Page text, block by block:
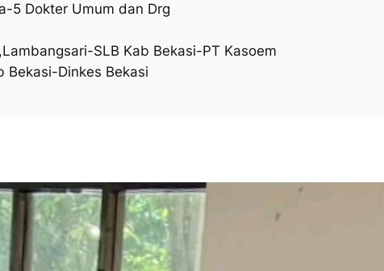
5 Dokter Umum dan Drg
SLB Kab Bekasi-PT Kasoem
Bekasi-Dinkes Bekasi